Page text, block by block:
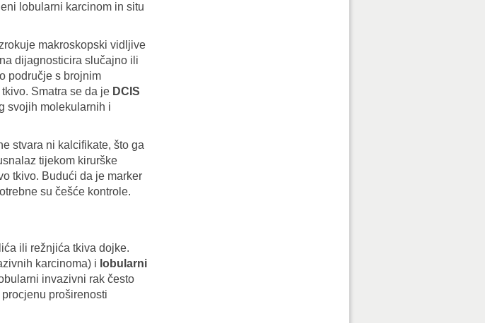
lobularni karcinom in situ
makroskopski vidljive
dijagnosticira slučajno ili
područje s brojnim
Smatra se da je DCIS
svojih molekularnih i
stvara ni kalcifikate, što ga
tijekom kirurške
tkivo. Budući da je marker
su češće kontrole.
ili režnjića tkiva dojke.
karcinoma) i lobularni
invazivni rak često
proširenosti